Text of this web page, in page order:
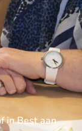
inBestaan